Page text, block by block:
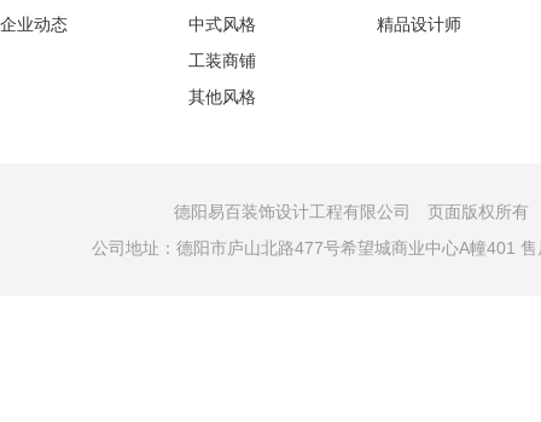
企业动态
中式风格
工装商铺
其他风格
精品设计师
德阳易百装饰设计工程有限公司 页面版权所
公司地址：德阳市庐山北路477号希望城商业中心A幢401